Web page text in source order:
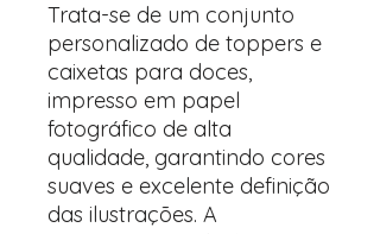
Trata-se de um conjunto
personalizado de toppers e
caixetas para doces,
impresso em papel
fotográfico de alta
qualidade, garantindo cores
suaves e excelente definição
das ilustrações. A